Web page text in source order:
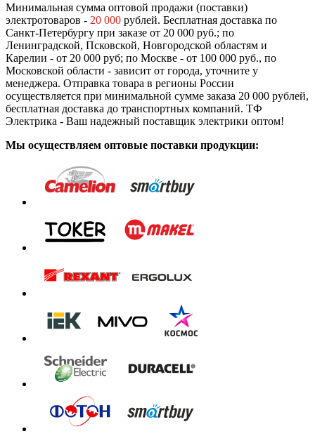
Минимальная сумма оптовой продажи (поставки)
электротоваров - 20 000 рублей. Бесплатная доставка по
Санкт-Петербургу при заказе от 20 000 руб.; по
Ленинградской, Псковской, Новгородской областям и
Карелии - от 20 000 руб; по Москве - от 100 000 руб., по
Московской области - зависит от города, уточните у
менеджера. Отправка товара в регионы России
осуществляется при минимальной сумме заказа 20 000 рублей,
бесплатная доставка до транспортных компаний. ТФ
Электрика - Ваш надежный поставщик электрики оптом!
Мы осуществляем оптовые поставки продукции: